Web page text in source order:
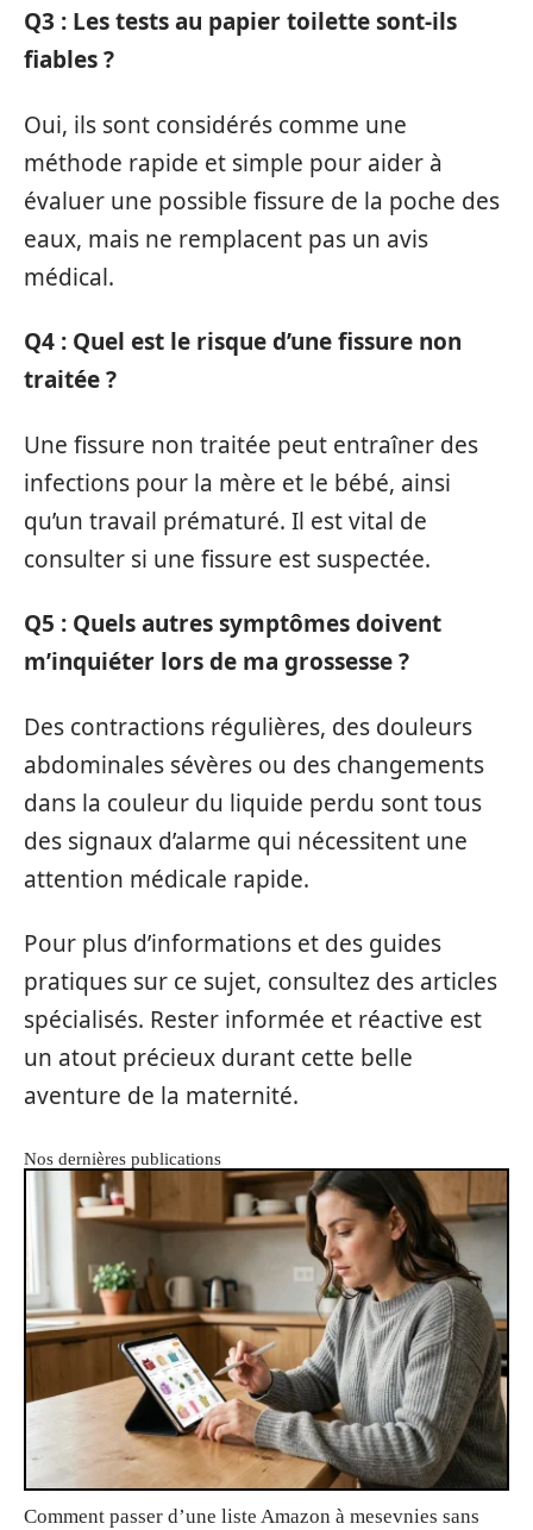
Q3 : Les tests au papier toilette sont-ils
fiables ?
Oui, ils sont considérés comme une
méthode rapide et simple pour aider à
évaluer une possible fissure de la poche des
eaux, mais ne remplacent pas un avis
médical.
Q4 : Quel est le risque d’une fissure non
traitée ?
Une fissure non traitée peut entraîner des
infections pour la mère et le bébé, ainsi
qu’un travail prématuré. Il est vital de
consulter si une fissure est suspectée.
Q5 : Quels autres symptômes doivent
m’inquiéter lors de ma grossesse ?
Des contractions régulières, des douleurs
abdominales sévères ou des changements
dans la couleur du liquide perdu sont tous
des signaux d’alarme qui nécessitent une
attention médicale rapide.
Pour plus d’informations et des guides
pratiques sur ce sujet, consultez des articles
spécialisés. Rester informée et réactive est
un atout précieux durant cette belle
aventure de la maternité.
Nos dernières publications
Comment passer d’une liste Amazon à mesevnies sans